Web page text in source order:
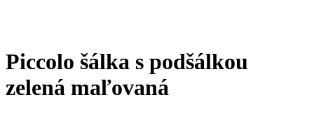
Piccolo šálka s podšálkou
zelená maľovaná